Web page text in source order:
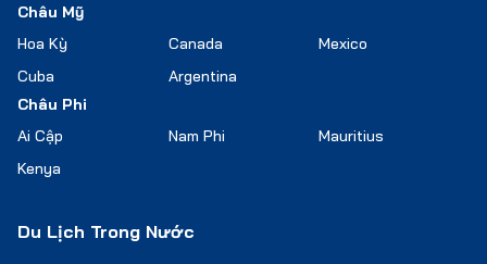
Châu Mỹ
Hoa Kỳ
Canada
Mexico
Cuba
Argentina
Châu Phi
Ai Cập
Nam Phi
Mauritius
Kenya
Du Lịch Trong Nước